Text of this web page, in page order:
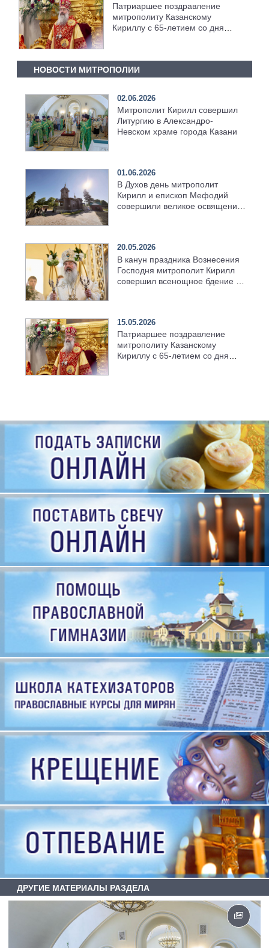
Патриаршее поздравление
митрополиту Казанскому
Кириллу с 65-летием со дня
НОВОСТИ МИТРОПОЛИИ
02.06.2026
Митрополит Кирилл совершил
Литургию в Александро-
Невском храме города Казани
01.06.2026
В Духов день митрополит
Кирилл и епископ Мефодий
совершили великое освящение
20.05.2026
В канун праздника Вознесения
Господня митрополит Кирилл
совершил всенощное бдение в
15.05.2026
Патриаршее поздравление
митрополиту Казанскому
Кириллу с 65-летием со дня
ДРУГИЕ МАТЕРИАЛЫ РАЗДЕЛА